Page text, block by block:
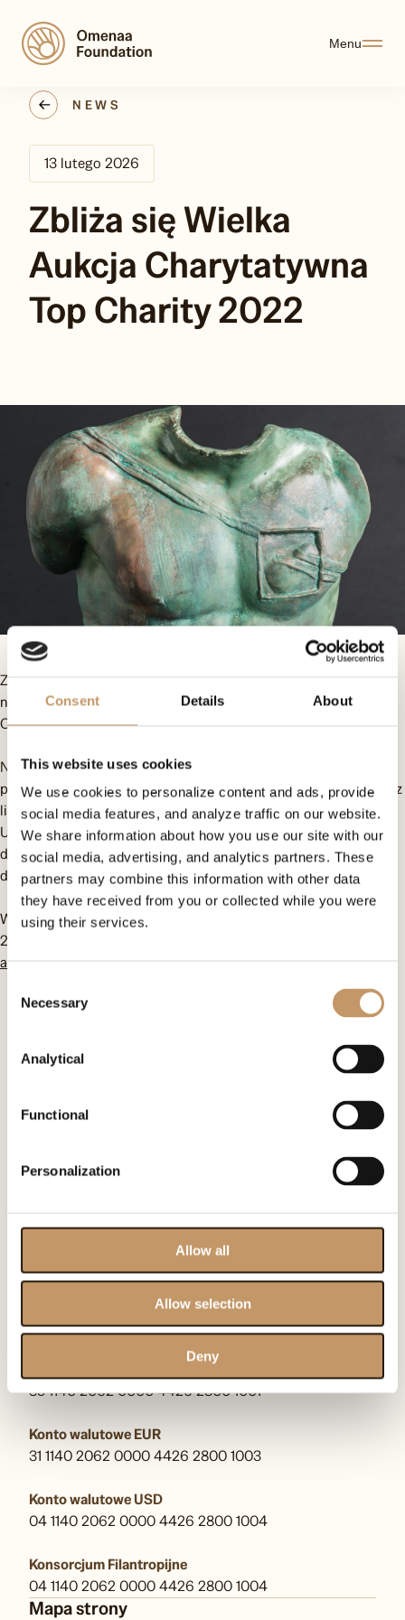
Consent Details About
This website uses cookies
We use cookies to personalize content and ads, provide
social media features, and analyze traffic on our website.
We share information about how you use our site with our
social media, advertising, and analytics partners. These
partners may combine this information with other data
they have received from you or collected while you were
using their services.
Selection
Necessary
Analytical
Functional
Personalization
Allow all
Allow selection
Deny
Menu
NEWS
13 lutego 2026
Zbliża się Wielka
Aukcja Charytatywna
Top Charity 2022
Z radością informujemy, że Omenaa Foundation szykuje
największą imprezę dobroczynną roku – Wielką Aukcję
Charytatywną Top Charity 2022.
Najważniejszym punktem imprezy będzie aukcja dzieł sztuki
przekazanych nam przez wybitnych polskich artystów. Dochód z
licytacji zostanie w 50% przeznaczony na pomoc uchodźcom z
Ukrainy i w 50% na cele statutowe Omenaa Foundation, czyli
działania wspierające edukację podopiecznych polskich domów
dziecka oraz dzieci ulicy z Ghany.
Wszystkie dzieła z Wielkiej Aukcji Charytatywnej Top Charity
2022 można obejrzeć na stronach:
artinfo.pl
Omenaa Foundation
00-710 Warszawa
pr@omenaafoundation.com
Obserwuj nas:
Numery kont bankowych
85 1140 2062 0000 4426 2800 1001
Konto walutowe EUR
31 1140 2062 0000 4426 2800 1003
Konto walutowe USD
04 1140 2062 0000 4426 2800 1004
Konsorcjum Filantropijne
04 1140 2062 0000 4426 2800 1004
Mapa strony